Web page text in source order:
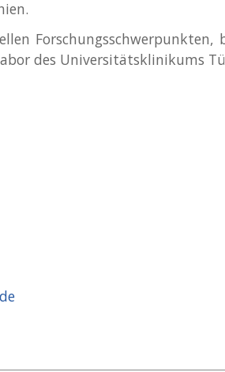
Forschungsschwerpunkten,
des Universitätsklinikums